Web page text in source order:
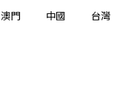
澳門 中國 台灣